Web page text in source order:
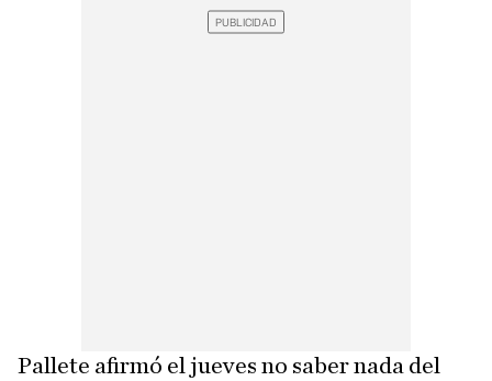
Pallete afirmó el jueves no saber nada del